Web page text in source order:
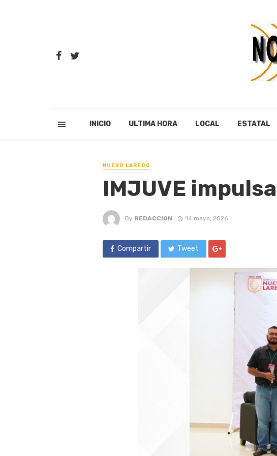
INICIO ULTIMA HORA LOCAL ESTATAL
NUEVO LAREDO
IMJUVE
By REDACCION 14 mayo, 2026
Compartir Tweet